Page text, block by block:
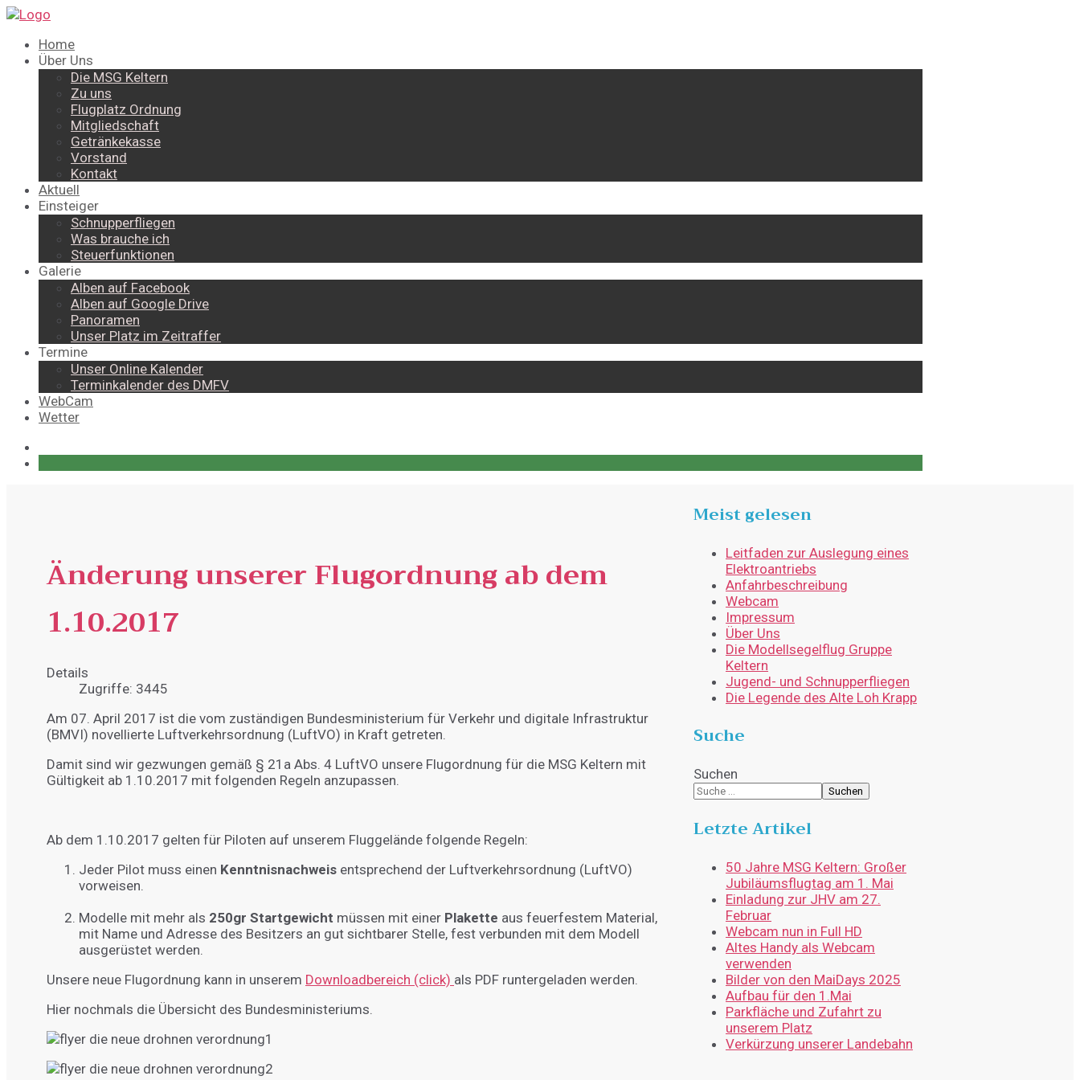
Home
Über Uns
Die MSG Keltern
Zu uns
Flugplatz Ordnung
Mitgliedschaft
Getränkekasse
Vorstand
Kontakt
Aktuell
Einsteiger
Schnupperfliegen
Was brauche ich
Steuerfunktionen
Galerie
Alben auf Facebook
Alben auf Google Drive
Panoramen
Unser Platz im Zeitraffer
Termine
Unser Online Kalender
Terminkalender des DMFV
WebCam
Wetter
Meist gelesen
Leitfaden zur Auslegung eines
Elektroantriebs
Anfahrbeschreibung
Webcam
Impressum
Über Uns
Die Modellsegelflug Gruppe
Keltern
Jugend- und Schnupperfliegen
Die Legende des Alte Loh Krapp
Suche
Suchen
Suchen
Letzte Artikel
50 Jahre MSG Keltern: Großer
Jubiläumsflugtag am 1. Mai
Einladung zur JHV am 27.
Februar
Webcam nun in Full HD
Altes Handy als Webcam
verwenden
Bilder von den MaiDays 2025
Aufbau für den 1.Mai
Parkfläche und Zufahrt zu
unserem Platz
Verkürzung unserer Landebahn
Änderung unserer Flugordnung ab dem
1.10.2017
Details
Zugriffe: 3445
Am 07. April 2017 ist die vom zuständigen Bundesministerium für Verkehr und digitale Infrastruktur
(BMVI) novellierte Luftverkehrsordnung (LuftVO) in Kraft getreten.
Damit sind wir gezwungen gemäß § 21a Abs. 4 LuftVO unsere Flugordnung für die MSG Keltern mit
Gültigkeit ab 1.10.2017 mit folgenden Regeln anzupassen.
Ab dem 1.10.2017 gelten für Piloten auf unserem Fluggelände folgende Regeln:
Jeder Pilot muss einen Kenntnisnachweis entsprechend der Luftverkehrsordnung (LuftVO)
vorweisen.
Modelle mit mehr als 250gr Startgewicht müssen mit einer Plakette aus feuerfestem Material,
mit Name und Adresse des Besitzers an gut sichtbarer Stelle, fest verbunden mit dem Modell
ausgerüstet werden.
Unsere neue Flugordnung kann in unserem Downloadbereich (click) als PDF runtergeladen werden.
Hier nochmals die Übersicht des Bundesministeriums.